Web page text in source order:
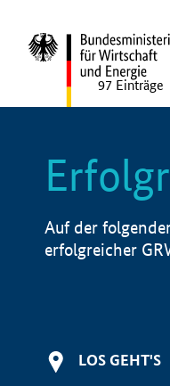
97 Einträge
Auf der
erfolgreicher
LOS GEHT'S